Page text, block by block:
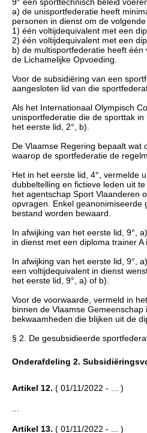
a) de unisportfederatie heeft
personen in dienst om de
1) één voltijdequivalent met een
2) één voltijdequivalent met een
b) de multisportfederatie heeft
de Lichamelijke Opvoeding.
Voor de subsidiëring van een
aangesloten lid van die
Als het Internationaal Olympisch
unisportfederatie die de sporttak
het eerste lid, 2°, b).
De Vlaamse Regering bepaalt wat
waarop de sportfederatie de
Het in het eerste lid, 4°, vermelde
dubbeltelling en fictieve leden uit
het agentschap Sport Vlaanderen
opvragen. Enkel geanonimiseerde
bestand worden bewaard.
In afwijking van het eerste lid, 9°,
in dienst met een diploma trainer
In afwijking van het eerste lid, 9°,
een voltijdequivalent in dienst
het eerste lid, 9°, a) of b).
Voor de voorwaarde, vermeld in
binnen de Vlaamse
bekwaamheden die blijken uit de
§ 2. De gesubsidieerde
Onderafdeling 2.
Artikel 12. ( 01/11/2022 - ... )
Artikel 13. ( 01/11/2022 - ... )